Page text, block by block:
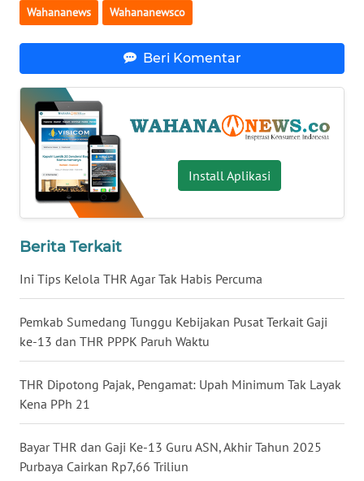
Wahananews Wahananewsco
Beri Komentar
Install Aplikasi
Berita Terkait
Ini Tips Kelola THR Agar Tak Habis Percuma
Pemkab Sumedang Tunggu Kebijakan Pusat Terkait Gaji
ke-13 dan THR PPPK Paruh Waktu
THR Dipotong Pajak, Pengamat: Upah Minimum Tak Layak
Kena PPh 21
Bayar THR dan Gaji Ke-13 Guru ASN, Akhir Tahun 2025
Purbaya Cairkan Rp7,66 Triliun
SULTENG
WN
SULBAR
WN
WN
WN
WN
BENGKULU
WN
LAMPUNG